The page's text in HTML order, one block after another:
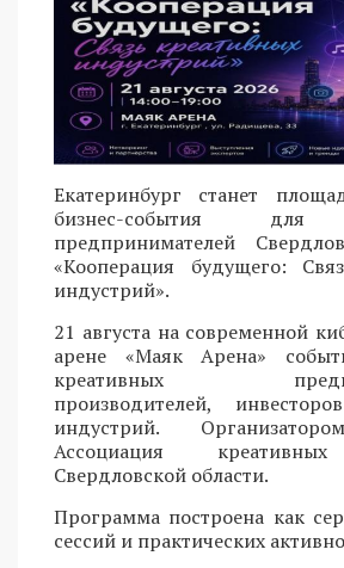
Екатеринбург станет
бизнес-события для
предпринимателей
«Кооперация будущего:
индустрий».
21 августа на современной
арене «Маяк Арена»
креативных
производителей,
индустрий.
Ассоциация
Свердловской области.
Программа построена как
сессий и практических